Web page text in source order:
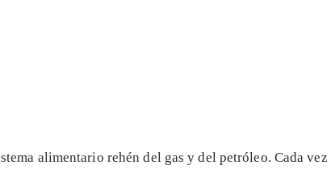
alimentario rehén del gas y del petróleo. Cada